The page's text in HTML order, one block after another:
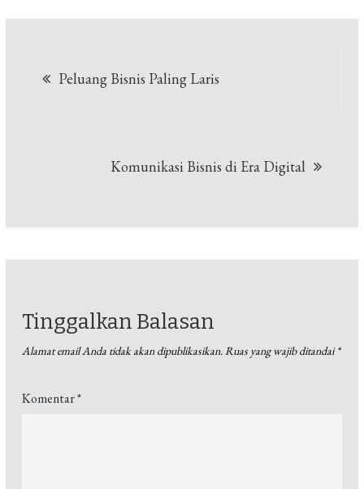
Peluang Bisnis Paling Laris
Komunikasi Bisnis di Era Digital
Tinggalkan Balasan
Alamat email Anda tidak akan dipublikasikan.Ruas yang wajib ditandai*
Komentar*